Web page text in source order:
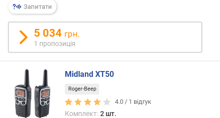
и
х
д
о
д
о
о
г
и
х
Запитати
5 034 грн.
1 пропозиція
Midland XT50
Roger-Beep
4.0 / 1 відгук
Комплект: 2 шт.